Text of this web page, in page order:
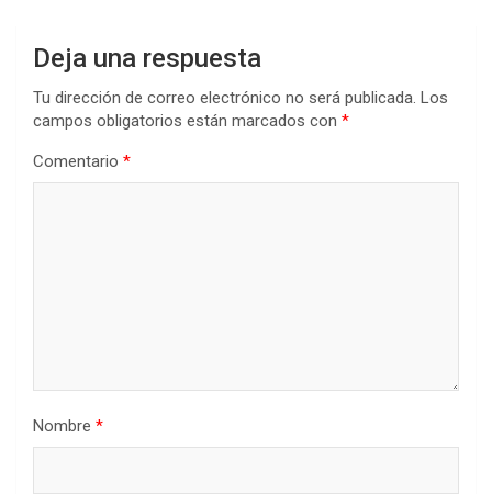
Deja una respuesta
Tu dirección de correo electrónico no será publicada. Los
campos obligatorios están marcados con *
Comentario *
Nombre *